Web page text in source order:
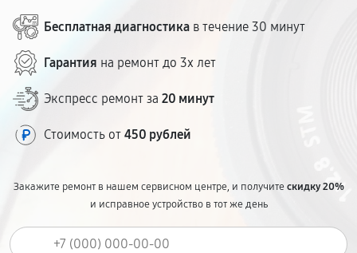
Бесплатная диагностика в течение 30 минут
Гарантия на ремонт до 3х лет
Экспресс ремонт за 20 минут
Стоимость от 450 рублей
Закажите ремонт в нашем сервисном центре, и получитескидку 20%
и исправное устройство в тот же день